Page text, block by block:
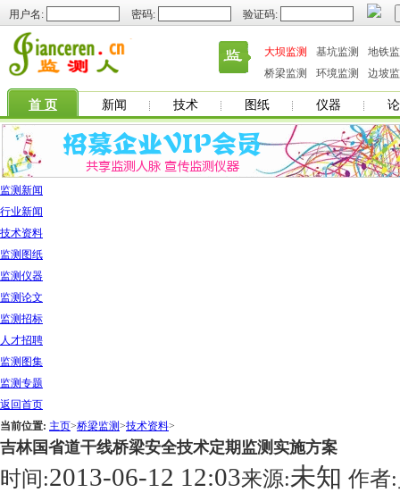
用户名: 密码: 验证码:
大坝监测 基坑监测
地铁
桥梁监测
环境监测 边坡
首 页 新闻 技术 图纸 仪器
监测新闻
行业新闻
技术资料
监测图纸
监测仪器
监测论文
监测招标
人才招聘
监测图集
监测专题
返回首页
当前位置: 主页>桥梁监测>技术资料>
吉林国省道干线桥梁安全技术定期监测实施方案
时间:2013-06-12 12:03来源:未知 作者: